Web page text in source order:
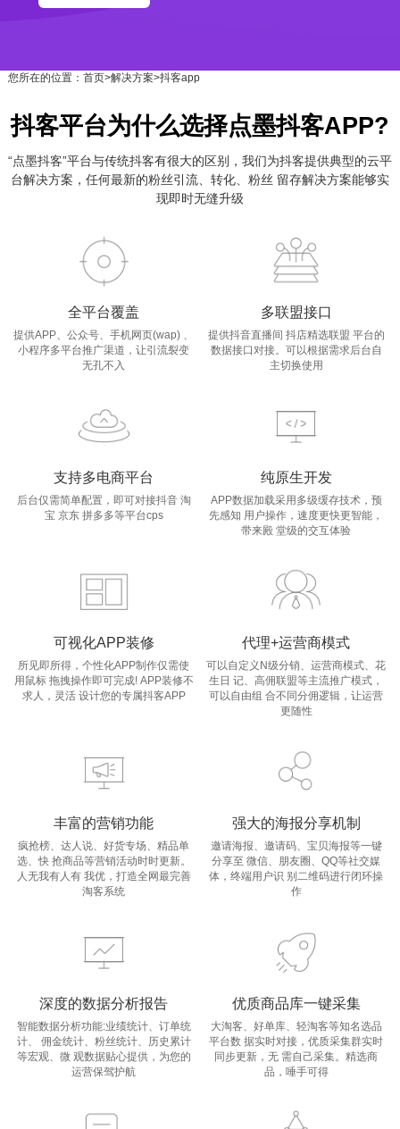
您所在的位置： 首页>解决方案>抖客app
抖客平台为什么选择点墨抖客APP?
“点墨抖客”平台与传统抖客有很大的区别，我们为抖客提供典型的云平
台解决方案，任何最新的粉丝引流、转化、粉丝 留存解决方案能够实
现即时无缝升级
全平台覆盖
提供APP、公众号、手机网页(wap) 、
小程序多平台推广渠道，让引流裂变
无孔不入
多联盟接口
提供抖音直播间 抖店精选联盟 平台的
数据接口对接。可以根据需求后台自
主切换使用
支持多电商平台
后台仅需简单配置，即可对接抖音 淘
宝 京东 拼多多等平台cps
纯原生开发
APP数据加载采用多级缓存技术，预
先感知 用户操作，速度更快更智能，
带来殿 堂级的交互体验
可视化APP装修
所见即所得，个性化APP制作仅需使
用鼠标 拖拽操作即可完成! APP装修不
求人，灵活 设计您的专属抖客APP
代理+运营商模式
可以自定义N级分销、运营商模式、花
生日 记、高佣联盟等主流推广模式，
可以自由组 合不同分佣逻辑，让运营
更随性
丰富的营销功能
疯抢榜、达人说、好货专场、精品单
选、快 抢商品等营销活动时时更新。
人无我有人有 我优，打造全网最完善
淘客系统
强大的海报分享机制
邀请海报、邀请码、宝贝海报等一键
分享至 微信、朋友圈、QQ等社交媒
体，终端用户识 别二维码进行闭环操
作
深度的数据分析报告
智能数据分析功能:业绩统计、订单统
计、 佣金统计、粉丝统计、历史累计
等宏观、微 观数据贴心提供，为您的
运营保驾护航
优质商品库一键采集
大淘客、好单库、轻淘客等知名选品
平台数 据实时对接，优质采集群实时
同步更新，无 需自己采集。精选商
品，唾手可得